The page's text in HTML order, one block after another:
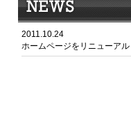
2011.10.24
ホームページをリニューア